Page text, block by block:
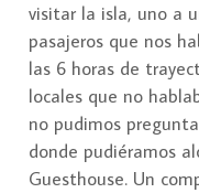
visitar la isla, uno a
pasajeros que nos
las 6 horas de
locales que no
no pudimos
donde pudiéramos
Guesthouse. Un